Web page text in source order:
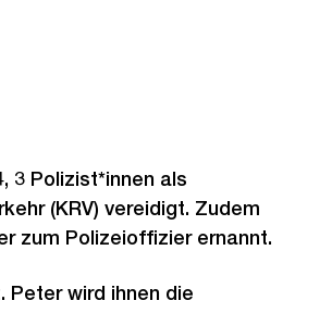
3 Polizist*innen als
(KRV) vereidigt. Zudem
zum Polizeioffizier ernannt.
Peter wird ihnen die